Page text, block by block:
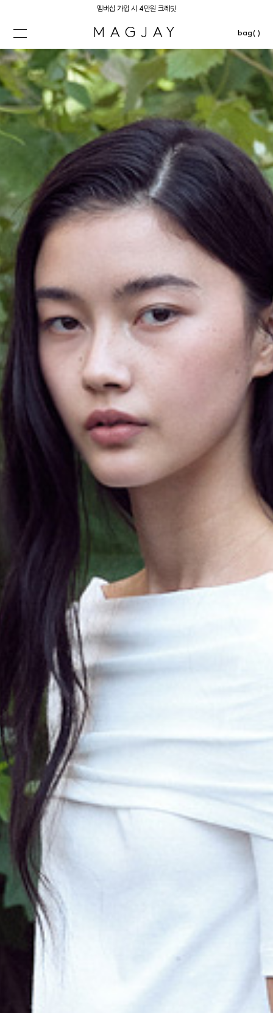
멤버십 가입 시 4만원 크레딧
MAGJAY bag( )